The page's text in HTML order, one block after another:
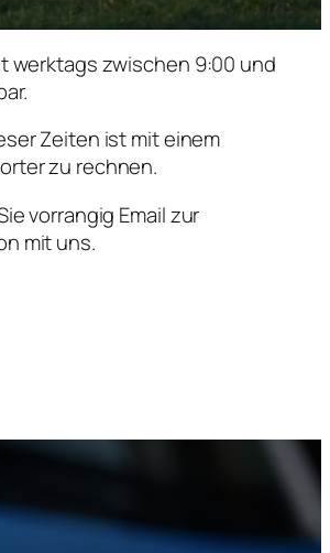
werktags zwischen 9:00 und
Zeiten ist mit einem
zu rechnen.
vorrangig Email zur
mit uns.